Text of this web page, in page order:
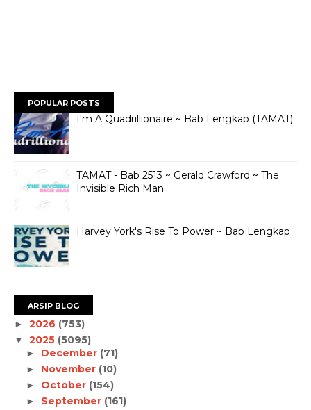
POPULAR POSTS
I'm A Quadrillionaire ~ Bab Lengkap (TAMAT)
TAMAT - Bab 2513 ~ Gerald Crawford ~ The
Invisible Rich Man
Harvey York's Rise To Power ~ Bab Lengkap
ARSIP BLOG
► 2026 (753)
▼ 2025 (5095)
► December (71)
► November (10)
► October (154)
► September (161)